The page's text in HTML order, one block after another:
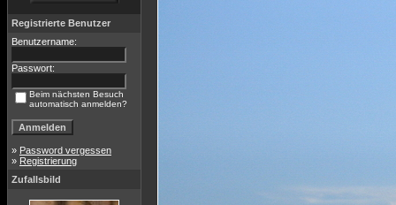
Registrierte Benutzer
Benutzername:
Passwort:
Beim nächsten Besuch
automatisch anmelden?
» Password vergessen
» Registrierung
Zufallsbild